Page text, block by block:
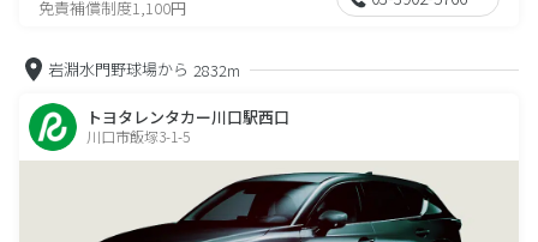
免責補償制度1,100円
岩淵水門野球場から 2832m
トヨタレンタカー川口駅西口
川口市飯塚3-1-5